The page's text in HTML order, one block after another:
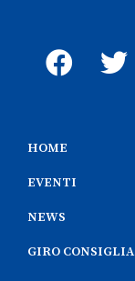
HOME
EVENTI
NEWS
GIRO CONSIGLIA